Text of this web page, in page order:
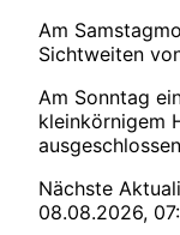
Am
Sichtweiten
Am Sonntag
kleinkörnigem
Nächste
08.08.2026,